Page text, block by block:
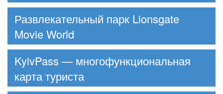
Развлекательный парк Lionsgate
Movie World
KyivPass — многофункциональная
карта туриста